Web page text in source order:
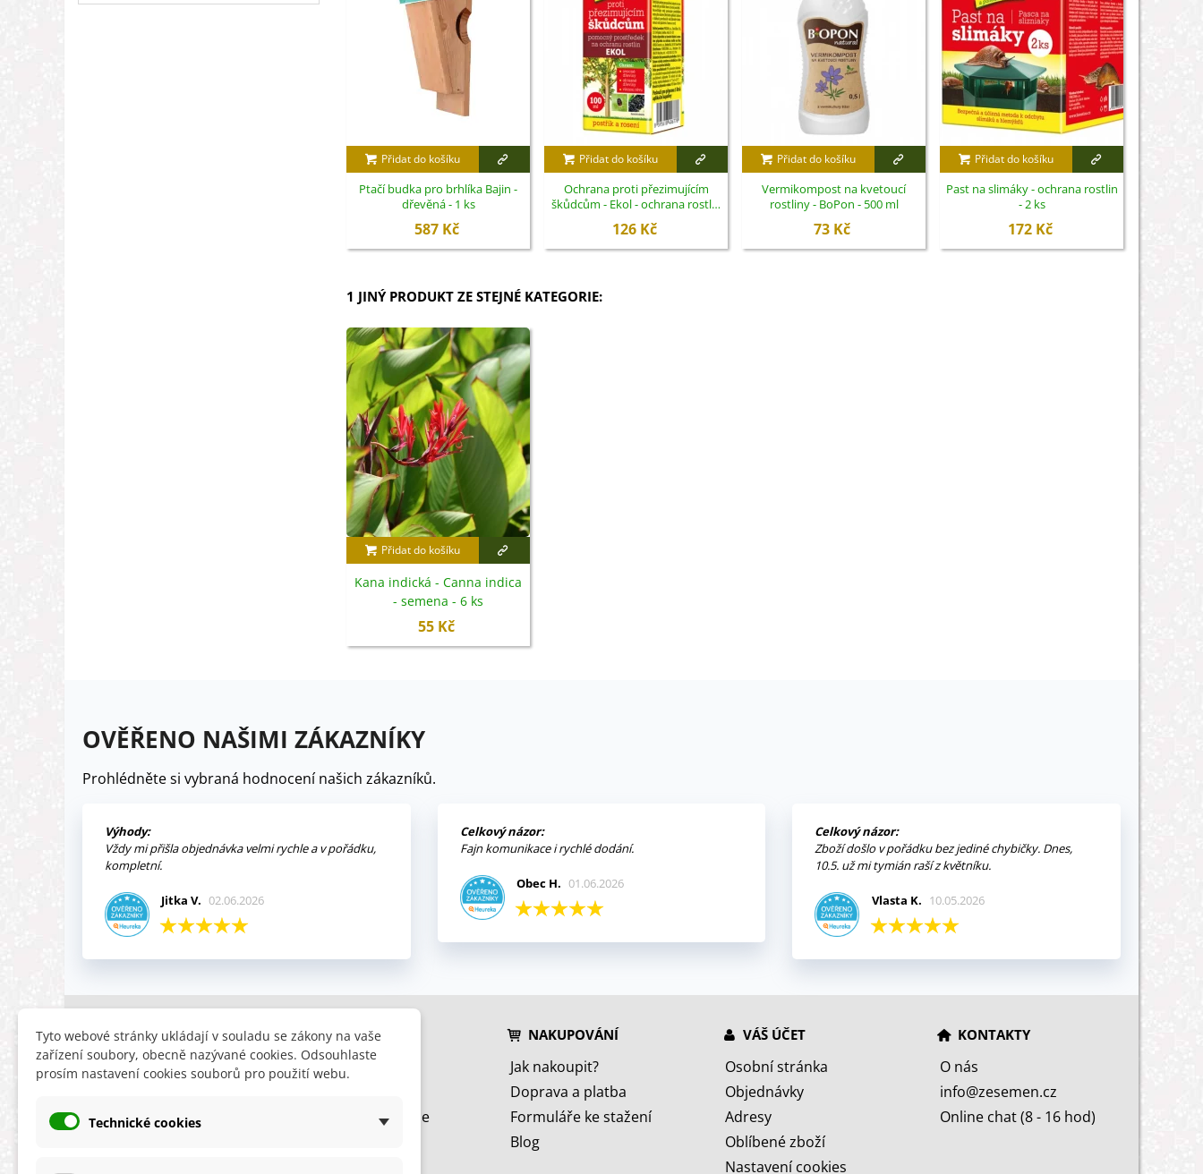
Přidat do košíku
Ptačí budka pro brhlíka Bajin -
dřevěná - 1 ks
587 Kč
Přidat do košíku
Ochrana proti přezimujícím
škůdcům - Ekol - ochrana rostlin
126 Kč
Přidat do košíku
Vermikompost na kvetoucí
rostliny - BoPon - 500 ml
73 Kč
Přidat do košíku
Past na slimáky - ochrana rostlin
- 2 ks
172 Kč
1 JINÝ PRODUKT ZE STEJNÉ KATEGORIE:
Přidat do košíku
Kana indická - Canna indica
- semena - 6 ks
55 Kč
OVĚŘENO NAŠIMI ZÁKAZNÍKY
Prohlédněte si vybraná hodnocení našich zákazníků.
Výhody:
Vždy mi přišla objednávka velmi rychle a v pořádku,
kompletní.
Jitka V. 02.06.2026
Celkový názor:
Fajn komunikace i rychlé dodání.
Obec H. 01.06.2026
Celkový názor:
Zboží došlo v pořádku bez jediné chybičky. Dnes,
10.5. už mi tymián raší z květníku.
Vlasta K. 10.05.2026
INFORMACE
Obchodní podmínky
Ochrana osobních údajů
HLEDÁTE
Slevy
Nyní doporučujeme
NAKUPOVÁNÍ
Jak nakoupit?
Doprava a platba
Formuláře ke stažení
Blog
VÁŠ ÚČET
Osobní stránka
Objednávky
Adresy
Oblíbené zboží
Nastavení cookies
KONTAKTY
O nás
info@zesemen.cz
Online chat (8 - 16 hod)
Tyto webové stránky ukládají v souladu se zákony na vaše
zařízení soubory, obecně nazývané cookies. Odsouhlaste
prosím nastavení cookies souborů pro použití webu.
Technické cookies